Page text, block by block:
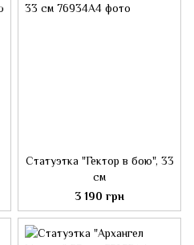
Статуэтка "Гектор в бою", 33
см
3 190 грн